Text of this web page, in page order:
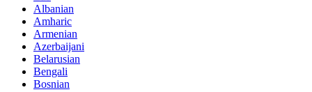
Albanian
Amharic
Armenian
Azerbaijani
Belarusian
Bengali
Bosnian